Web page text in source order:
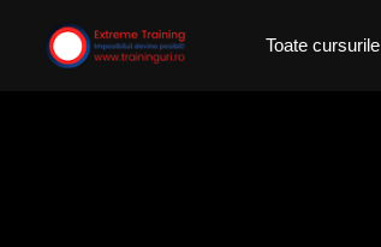
Toate cursurile